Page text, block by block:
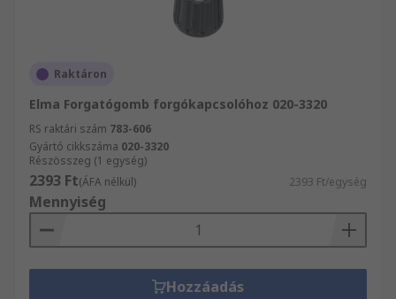
Raktáron
Elma Forgatógomb forgókapcsolóhoz 020-3320
RS raktári szám 783-606
Gyártó cikkszáma 020-3320
Részösszeg (1 egység)
2393 Ft(ÁFA nélkül) 2393 Ft/egység
Mennyiség
Hozzáadás